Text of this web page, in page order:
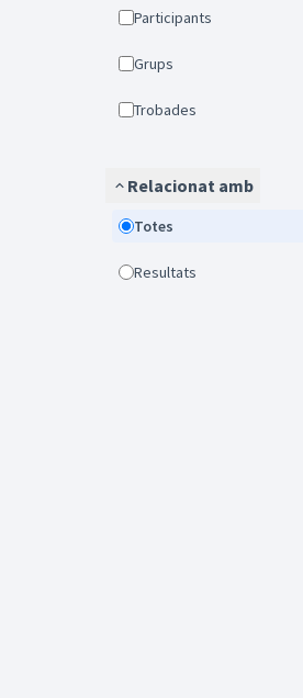
Participants
Grups
Trobades
Relacionat amb
Totes
Resultats